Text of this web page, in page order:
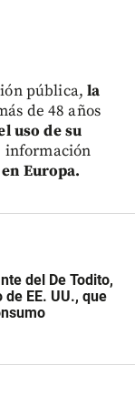
pública, la
de 48 años
uso de su
Europa.
del De Todito,
EE. UU., que